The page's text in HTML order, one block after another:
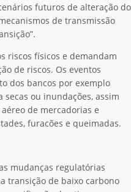
futuros de alteração do
de transmissão
riscos físicos e demandam
de riscos. Os eventos
dos bancos por exemplo
secas ou inundações, assim
de mercadorias e
furacões e queimadas.
mudanças regulatórias
transição de baixo carbono